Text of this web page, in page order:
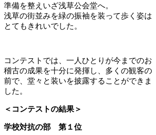
準備を整えいざ浅草公会堂へ。
浅草の街並みを緑の振袖を装って歩く姿は
とてもきれいでした。
コンテストでは、一人ひとりが今までのお
稽古の成果を十分に発揮し、多くの観客の
前で、堂々と装いを披露することができま
した。
＜コンテストの結果＞
学校対抗の部 第１位